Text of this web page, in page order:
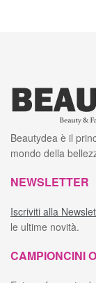
Beautydea è il
mondo della
NEWSLETTER
Iscriviti alla
le ultime novità.
CAMPIONCINI